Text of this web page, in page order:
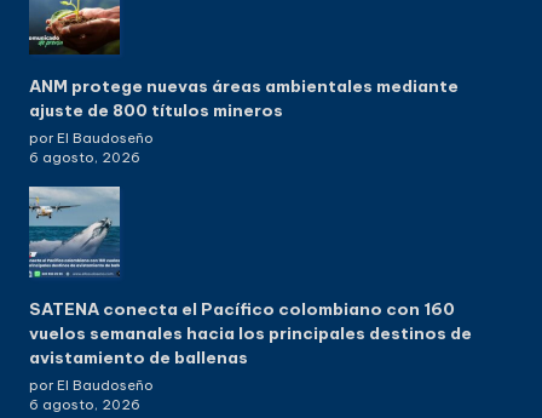
ANM protege nuevas áreas ambientales mediante
ajuste de 800 títulos mineros
por El Baudoseño
6 agosto, 2026
SATENA conecta el Pacífico colombiano con 160
vuelos semanales hacia los principales destinos de
avistamiento de ballenas
por El Baudoseño
6 agosto, 2026